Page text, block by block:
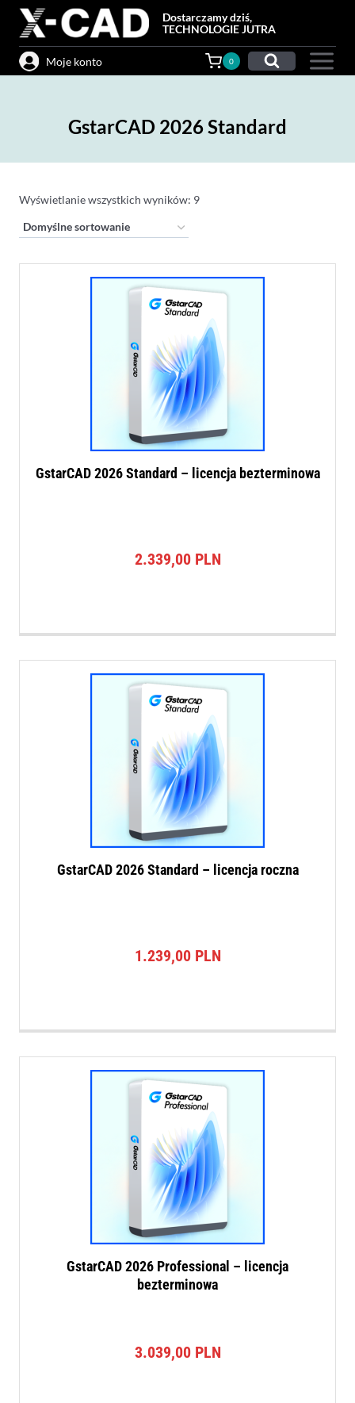
Przejdź
treści
Dostarczamy dziś,
TECHNOLOGIE JUTRA
Moje konto 0
GstarCAD 2026 Standard
Wyświetlanie wszystkich wyników: 9
GstarCAD 2026 Standard – licencja bezterminowa
2.339,00 PLN
GstarCAD 2026 Standard – licencja roczna
1.239,00 PLN
GstarCAD 2026 Professional – licencja
bezterminowa
3.039,00 PLN